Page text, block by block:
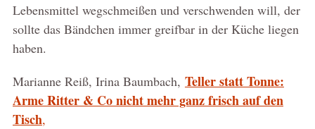
Lebensmittel wegschmeißen und verschwenden will, der
sollte das Bändchen immer greifbar in der Küche liegen
haben.
Marianne Reiß, Irina Baumbach, Teller statt Tonne:
Arme Ritter & Co nicht mehr ganz frisch auf den
Tisch,